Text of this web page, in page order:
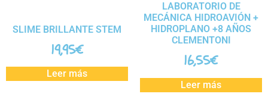
SLIME BRILLANTE STEM
19,95€
Leer más
LABORATORIO DE
MECÁNICA HIDROAVIÓN +
HIDROPLANO +8 AÑOS
CLEMENTONI
16,55€
Leer más